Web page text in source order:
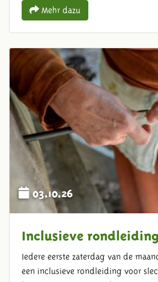
Mehr dazu
03.10.26
Inclusieve
Iedere eerste zaterdag van de
een inclusieve rondleiding voor